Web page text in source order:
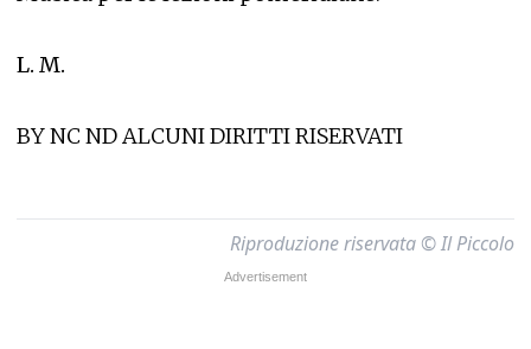
L. M.
BY NC ND ALCUNI DIRITTI RISERVATI
Riproduzione riservata © Il Piccolo